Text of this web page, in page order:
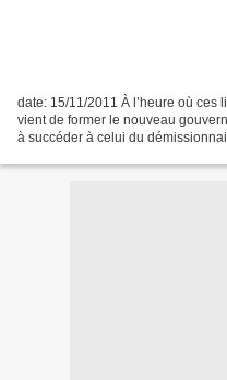
date: 15/11/2011 À l’heure où ces
vient de former le nouveau
à succéder à celui du